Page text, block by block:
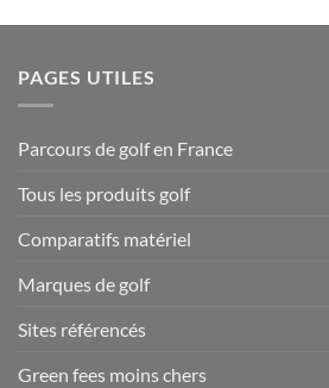
PAGES UTILES
Parcours de golf en France
Tous les produits golf
Comparatifs matériel
Marques de golf
Sites référencés
Green fees moins chers